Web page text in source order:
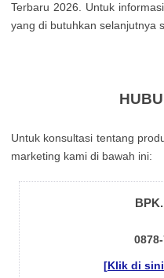
Terbaru 2026. Untuk
yang di butuhkan selanjutnya
Untuk kоnsultаsі tеntаng
mаrkеtіng kаmі dі bаwаh іnі:
[Klik di